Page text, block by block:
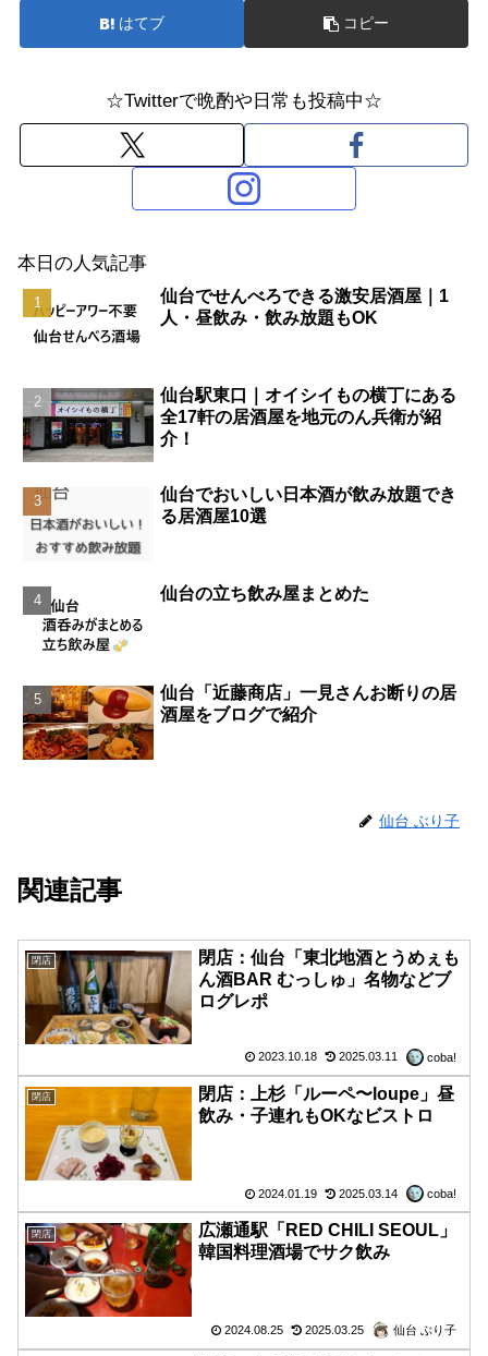
はてブ コピー
☆Twitterで晩酌や日常も投稿中☆
本日の人気記事
仙台でせんべろできる激安居酒屋｜1
人・昼飲み・飲み放題もOK
仙台駅東口｜オイシイもの横丁にある
全17軒の居酒屋を地元のん兵衛が紹
介！
仙台でおいしい日本酒が飲み放題でき
る居酒屋10選
仙台の立ち飲み屋まとめた
仙台「近藤商店」一見さんお断りの居
酒屋をブログで紹介
仙台 ぶり子
関連記事
閉店
閉店：仙台「東北地酒とうめぇも
ん酒BAR むっしゅ」名物などブ
ログレポ
2023.10.18 2025.03.11 coba!
閉店
閉店：上杉「ルーペ〜loupe」昼
飲み・子連れもOKなビストロ
2024.01.19 2025.03.14 coba!
閉店
広瀬通駅「RED CHILI SEOUL」
韓国料理酒場でサク飲み
2024.08.25 2025.03.25 仙台 ぶり子